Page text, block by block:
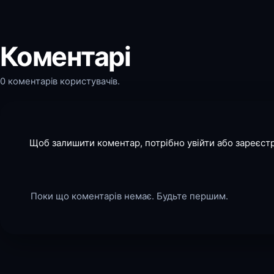
Коментарі
0 коментарів користувачів.
Щоб залишити коментар, потрібно увійти або
Поки що коментарів немає. Будьте першим.